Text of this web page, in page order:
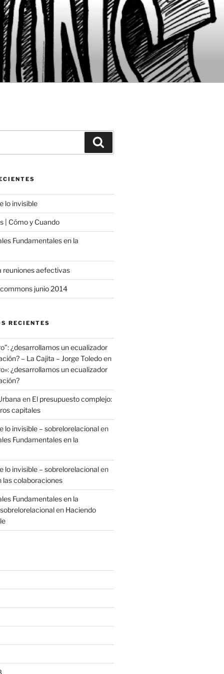
lo invisible
| Cómo y Cuando
Fundamentales en la
reuniones aefectivas
junio 2014
RECIENTES
¿desarrollamos un ecualizador
– La Cajita – Jorge Toledoen
¿desarrollamos un ecualizador
en El presupuesto complejo:
capitales
lo invisible – sobrelorelacionalen
Fundamentales en la
lo invisible – sobrelorelacionalen
las colaboraciones
Fundamentales en la
en Haciendo